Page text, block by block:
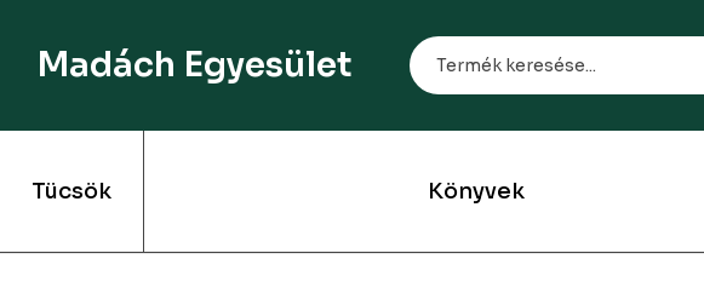
Madách Egyesület
Tücsök Könyvek